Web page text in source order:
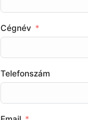
Cégnév
Telefonszám